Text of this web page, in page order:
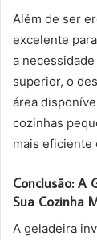
Além de ser
excelente
a
superior, o
área
cozinhas
mais eficiente
Conclusão: A
Sua Cozinha
A geladeira